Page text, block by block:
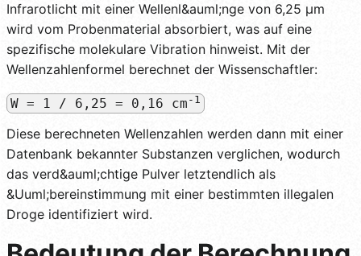
Infrarotlicht mit einer Wellenl&auml;nge von 6,25 µm
wird vom Probenmaterial absorbiert, was auf eine
spezifische molekulare Vibration hinweist. Mit der
Wellenzahlenformel berechnet der Wissenschaftler:
W = 1 / 6,25 = 0,16 cm -1
Diese berechneten Wellenzahlen werden dann mit einer
Datenbank bekannter Substanzen verglichen, wodurch
das verd&auml;chtige Pulver letztendlich als
&Uuml;bereinstimmung mit einer bestimmten illegalen
Droge identifiziert wird.